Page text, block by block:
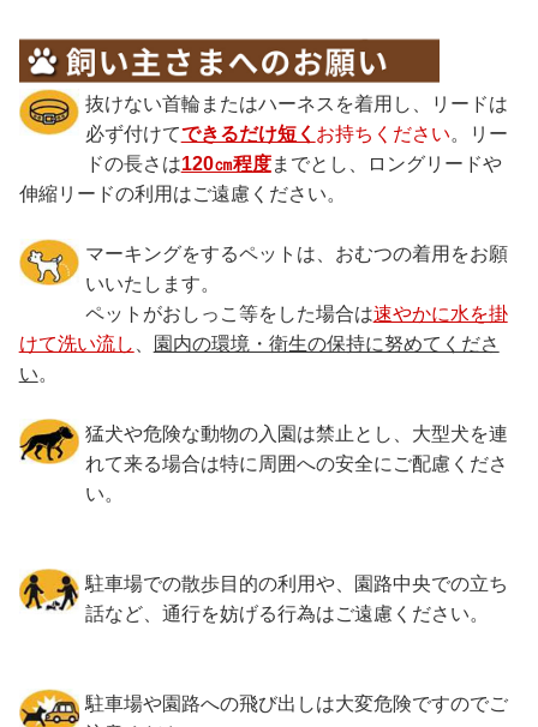
抜けない首輪またはハーネスを着用し、リードは
必ず付けてできるだけ短く お持ちください。リー
ドの長さは120㎝程度までとし、ロングリードや
伸縮リードの利用はご遠慮ください。
マーキングをするペットは、おむつの着用をお願
いいたします。
ペットがおしっこ等をした場合は速やかに水を掛
けて洗い流し
園内の環境・衛生の保持に努めてくださ
い。
猛犬や危険な動物の入園は禁止とし、大型犬を連
れて来る場合は特に周囲への安全にご配慮くださ
い。
駐車場での散歩目的の利用や、園路中央での立ち
話など、通行を妨げる行為はご遠慮ください。
駐車場や園路への飛び出しは大変危険ですのでご